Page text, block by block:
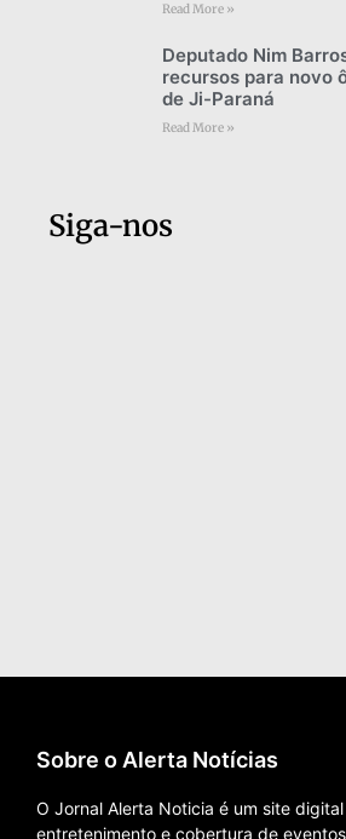
Read More »
Deputado Nim
recursos para novo
de Ji-Paraná
Read More »
Siga-nos
Sobre o Alerta Notícias
O Jornal Alerta Noticia é um site
entretenimento e cobertura de